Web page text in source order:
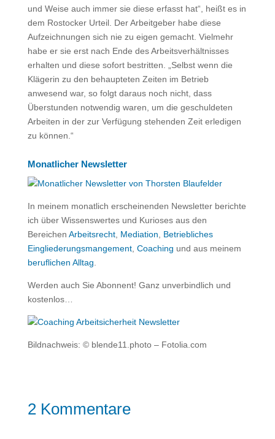
und Weise auch immer sie diese erfasst hat“, heißt es in
dem Rostocker Urteil. Der Arbeitgeber habe diese
Aufzeichnungen sich nie zu eigen gemacht. Vielmehr
habe er sie erst nach Ende des Arbeitsverhältnisses
erhalten und diese sofort bestritten. „Selbst wenn die
Klägerin zu den behaupteten Zeiten im Betrieb
anwesend war, so folgt daraus noch nicht, dass
Überstunden notwendig waren, um die geschuldeten
Arbeiten in der zur Verfügung stehenden Zeit erledigen
zu können.“
Monatlicher Newsletter
In meinem monatlich erscheinenden Newsletter berichte
ich über Wissenswertes und Kurioses aus den
Bereichen Arbeitsrecht, Mediation
Betriebliches
Eingliederungsmangement, Coaching und aus meinem
beruflichen Alltag
Werden auch Sie Abonnent! Ganz unverbindlich und
kostenlos…
Bildnachweis: © blende11.photo – Fotolia.com
2 Kommentare